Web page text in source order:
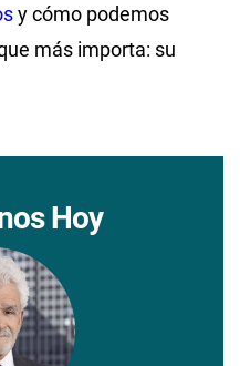
y cómo podemos
más importa: su
Hoy